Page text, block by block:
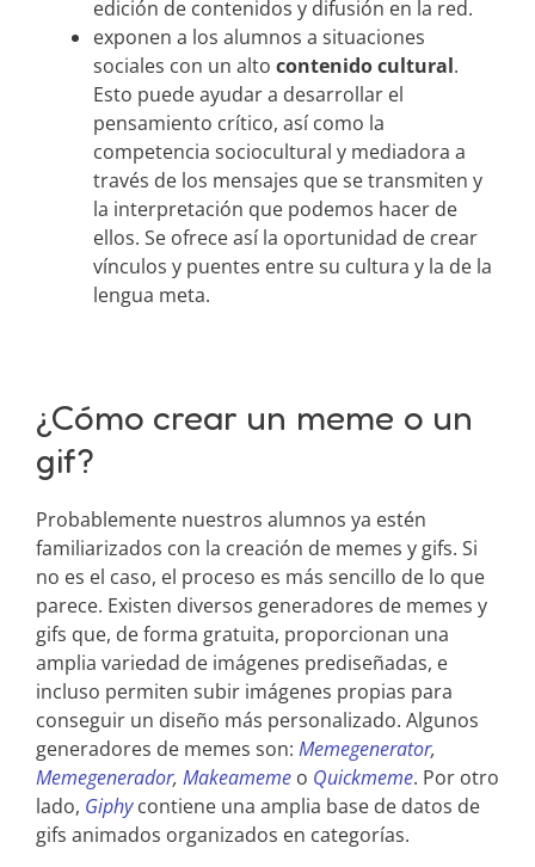
edición de contenidos y difusión en la red.
exponen a los alumnos a situaciones
sociales con un alto contenidocultural.
Esto puede ayudar a desarrollar el
pensamiento crítico, así como la
competencia sociocultural y mediadora a
través de los mensajes que se transmiten y
la interpretación que podemos hacer de
ellos. Se ofrece así la oportunidad de crear
vínculos y puentes entre su cultura y la de la
lengua meta.
¿Cómo crear un meme o un
gif?
Probablemente nuestros alumnos ya estén
familiarizados con la creación de memes y gifs. Si
no es el caso, el proceso es más sencillo de lo que
parece. Existen diversos generadores de memes y
gifs que, de forma gratuita, proporcionan una
amplia variedad de imágenes prediseñadas, e
incluso permiten subir imágenes propias para
conseguir un diseño más personalizado. Algunos
generadores de memes son: Memegenerator,
Memegenerador, Makeameme o Quickmeme. Por otro
lado, Giphycontiene una amplia base de datos de
gifs animados organizados en categorías.